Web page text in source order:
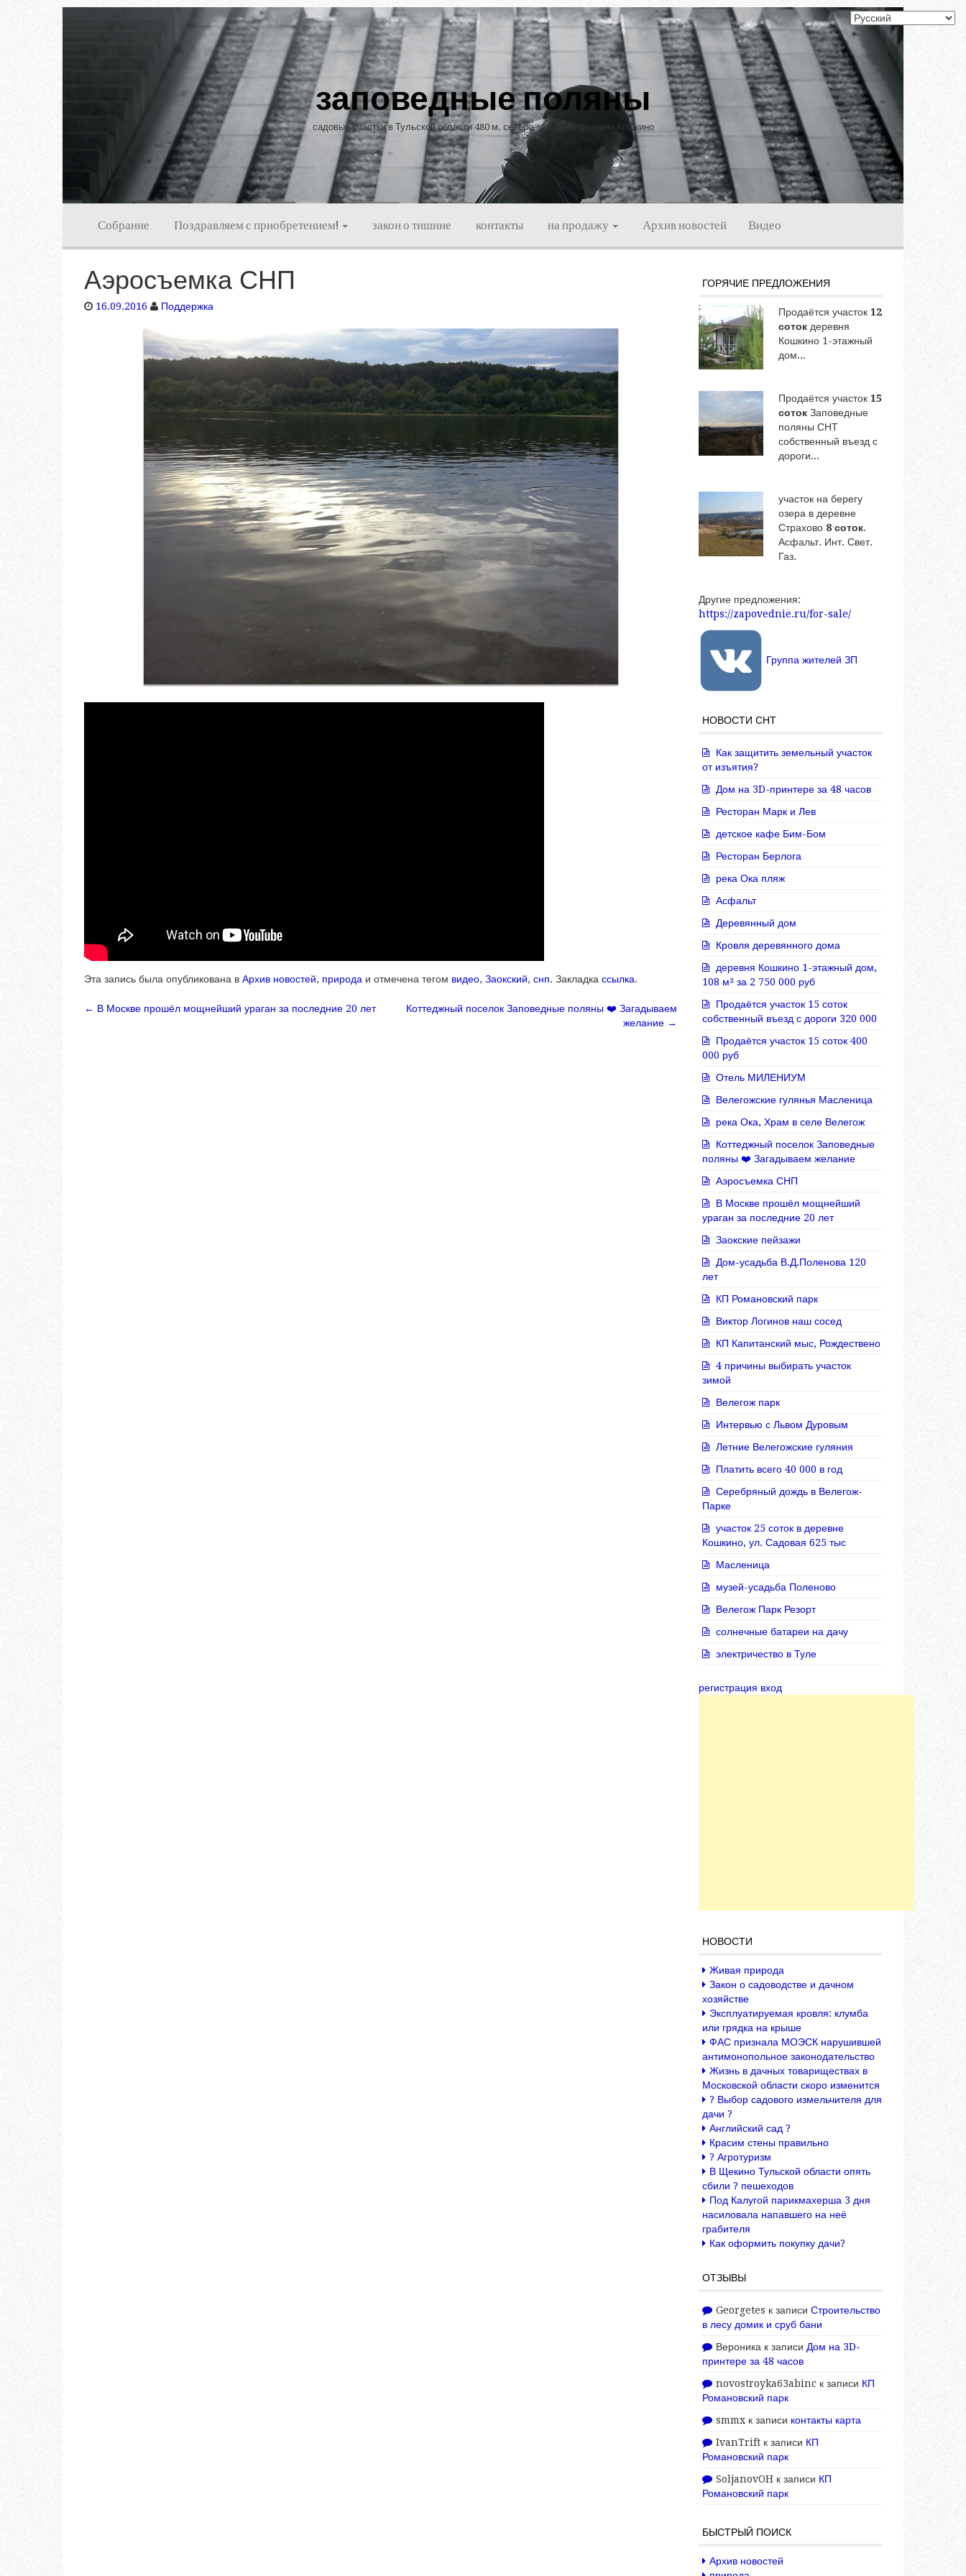
заповедные поляны
садовые участки в Тульской области 480 м. северо-западнее деревни Кошкино
Собрание Поздравляем с приобретением! закон о тишине контакты на продажу Архив новостей Видео
Аэросъемка СНП
16.09.2016 Поддержка
Эта запись была опубликована в Архив новостей, природа и отмечена тегом видео, Заокский, снп. Закладка ссылка.
← В Москве прошёл мощнейший ураган за последние 20 лет
Коттеджный поселок Заповедные поляны ❤️ Загадываем
желание →
ГОРЯЧИЕ ПРЕДЛОЖЕНИЯ
Продаётся участок 12
соток деревня
Кошкино 1-этажный
дом...
Продаётся участок 15
соток Заповедные
поляны СНТ
собственный въезд с
дороги...
участок на берегу
озера в деревне
Страхово 8 соток.
Асфальт. Инт. Свет.
Газ.
Другие предложения:
https://zapovednie.ru/for-sale/
Группа жителей ЗП
НОВОСТИ СНТ
Как защитить земельный участок
от изъятия?
Дом на 3D-принтере за 48 часов
Ресторан Марк и Лев
детское кафе Бим-Бом
Ресторан Берлога
река Ока пляж
Асфальт
Деревянный дом
Кровля деревянного дома
деревня Кошкино 1-этажный дом,
108 м² за 2 750 000 руб
Продаётся участок 15 соток
собственный въезд с дороги 320 000
Продаётся участок 15 соток 400
000 руб
Отель МИЛЕНИУМ
Велегожские гулянья Масленица
река Ока, Храм в селе Велегож
Коттеджный поселок Заповедные
поляны ❤️ Загадываем желание
Аэросъемка СНП
В Москве прошёл мощнейший
ураган за последние 20 лет
Заокские пейзажи
Дом-усадьба В.Д.Поленова 120
лет
КП Романовский парк
Виктор Логинов наш сосед
КП Капитанский мыс, Рождествено
4 причины выбирать участок
зимой
Велегож парк
Интервью с Львом Дуровым
Летние Велегожские гуляния
Платить всего 40 000 в год
Серебряный дождь в Велегож-
Парке
участок 25 соток в деревне
Кошкино, ул. Садовая 625 тыс
Масленица
музей-усадьба Поленово
Велегож Парк Резорт
солнечные батареи на дачу
электричество в Туле
регистрация вход
НОВОСТИ
Живая природа
Закон о садоводстве и дачном
хозяйстве
Эксплуатируемая кровля: клумба
или грядка на крыше
ФАС признала МОЭСК нарушившей
антимонопольное законодательство
Жизнь в дачных товариществах в
Московской области скоро изменится
? Выбор садового измельчителя для
дачи ?
Английский сад ?
Красим стены правильно
? Агротуризм
В Щекино Тульской области опять
сбили ? пешеходов
Под Калугой парикмахерша 3 дня
насиловала напавшего на неё
грабителя
Как оформить покупку дачи?
ОТЗЫВЫ
Georgetes к записи Строительство
в лесу домик и сруб бани
Вероника к записи Дом на 3D-
принтере за 48 часов
novostroyka63abinc к записи КП
Романовский парк
smmx к записи контакты карта
IvanTrift к записи КП
Романовский парк
SoljanovOH к записи КП
Романовский парк
БЫСТРЫЙ ПОИСК
Архив новостей